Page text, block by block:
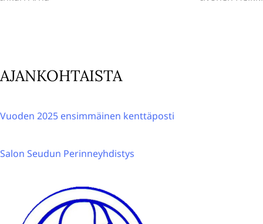
i
AJANKOHTAISTA
Vuoden 2025 ensimmäinen kenttäposti
Salon Seudun Perinneyhdistys